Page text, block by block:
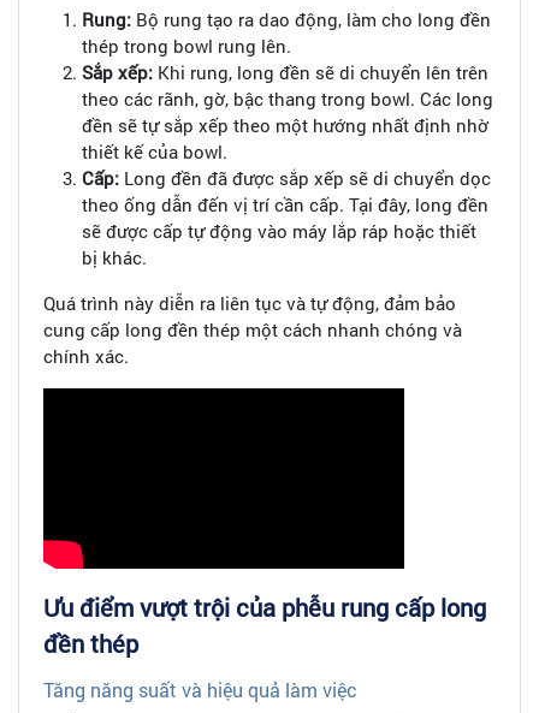
Rung: Bộ rung tạo ra dao động, làm cho long đền
thép trong bowl rung lên.
Sắp xếp: Khi rung, long đền sẽ di chuyển lên trên
theo các rãnh, gờ, bậc thang trong bowl. Các long
đền sẽ tự sắp xếp theo một hướng nhất định nhờ
thiết kế của bowl.
Cấp: Long đền đã được sắp xếp sẽ di chuyển dọc
theo ống dẫn đến vị trí cần cấp. Tại đây, long đền
sẽ được cấp tự động vào máy lắp ráp hoặc thiết
bị khác.
Quá trình này diễn ra liên tục và tự động, đảm bảo
cung cấp long đền thép một cách nhanh chóng và
chính xác.
Ưu điểm vượt trội của phễu rung cấp long
đền thép
Tăng năng suất và hiệu quả làm việc